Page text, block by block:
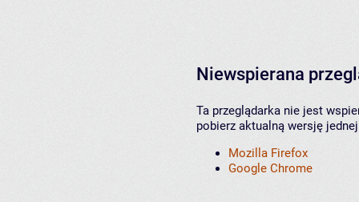
Niewspierana
Ta przeglądarka nie jest
pobierz aktualną wersję
Mozilla Firefox
Google Chrome